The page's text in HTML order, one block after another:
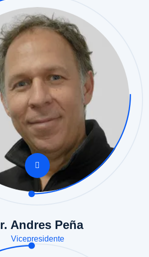
Andres Peña
Vicepresidente